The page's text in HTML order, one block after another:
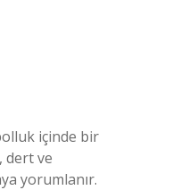
içinde bir
dert ve
yorumlanır.